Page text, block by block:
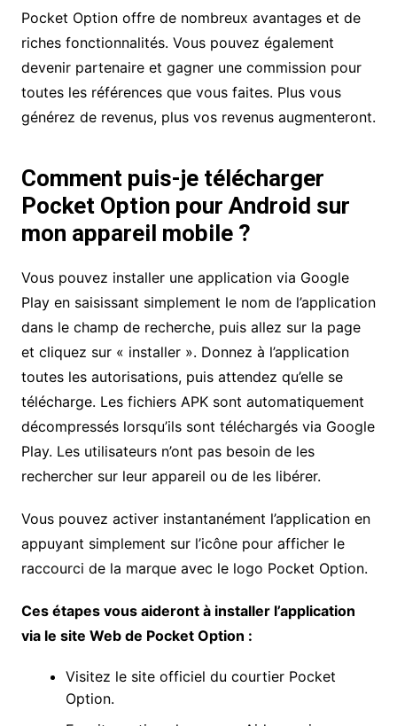
Pocket Option offre de nombreux avantages et de
riches fonctionnalités. Vous pouvez également
devenir partenaire et gagner une commission pour
toutes les références que vous faites. Plus vous
générez de revenus, plus vos revenus augmenteront.
Comment puis-je télécharger
Pocket Option pour Android sur
mon appareil mobile ?
Vous pouvez installer une application via Google
Play en saisissant simplement le nom de l’application
dans le champ de recherche, puis allez sur la page
et cliquez sur « installer ». Donnez à l’application
toutes les autorisations, puis attendez qu’elle se
télécharge. Les fichiers APK sont automatiquement
décompressés lorsqu’ils sont téléchargés via Google
Play. Les utilisateurs n’ont pas besoin de les
rechercher sur leur appareil ou de les libérer.
Vous pouvez activer instantanément l’application en
appuyant simplement sur l’icône pour afficher le
raccourci de la marque avec le logo Pocket Option.
Ces étapes vous aideront à installer l’application
via le site Web de Pocket Option :
Visitez le site officiel du courtier Pocket
Option.